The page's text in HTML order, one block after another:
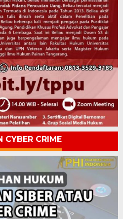
CYBER CRIME